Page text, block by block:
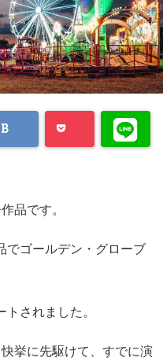
品です。
でゴールデン・グローブ
されました。
挙に先駆けて、すでに演